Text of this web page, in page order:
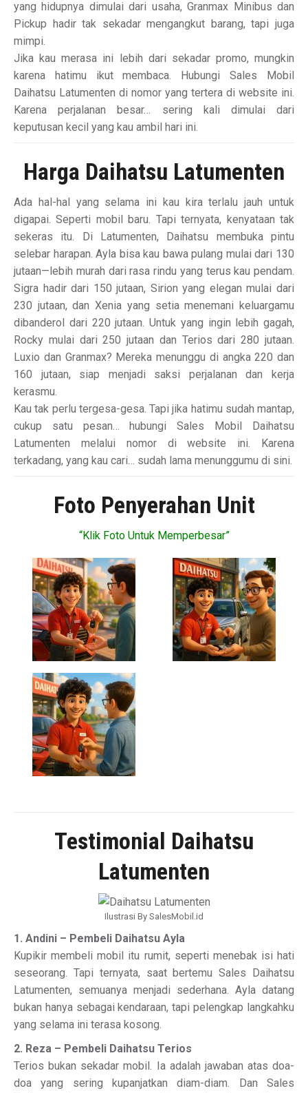
yang hidupnya dimulai dari usaha, Granmax Minibus dan
Pickup hadir tak sekadar mengangkut barang, tapi juga
mimpi.
Jika kau merasa ini lebih dari sekadar promo, mungkin
karena hatimu ikut membaca. Hubungi Sales Mobil
Daihatsu Latumenten di nomor yang tertera di website ini.
Karena perjalanan besar… sering kali dimulai dari
keputusan kecil yang kau ambil hari ini.
Harga Daihatsu Latumenten
Ada hal-hal yang selama ini kau kira terlalu jauh untuk
digapai. Seperti mobil baru. Tapi ternyata, kenyataan tak
sekeras itu. Di Latumenten, Daihatsu membuka pintu
selebar harapan. Ayla bisa kau bawa pulang mulai dari 130
jutaan—lebih murah dari rasa rindu yang terus kau pendam.
Sigra hadir dari 150 jutaan, Sirion yang elegan mulai dari
230 jutaan, dan Xenia yang setia menemani keluargamu
dibanderol dari 220 jutaan. Untuk yang ingin lebih gagah,
Rocky mulai dari 250 jutaan dan Terios dari 280 jutaan.
Luxio dan Granmax? Mereka menunggu di angka 220 dan
160 jutaan, siap menjadi saksi perjalanan dan kerja
kerasmu.
Kau tak perlu tergesa-gesa. Tapi jika hatimu sudah mantap,
cukup satu pesan… hubungi Sales Mobil Daihatsu
Latumenten melalui nomor di website ini. Karena
terkadang, yang kau cari… sudah lama menunggumu di sini.
Foto Penyerahan Unit
“Klik Foto Untuk Memperbesar”
Testimonial Daihatsu
Latumenten
Ilustrasi By SalesMobil.id
1. Andini – Pembeli Daihatsu Ayla
Kupikir membeli mobil itu rumit, seperti menebak isi hati
seseorang. Tapi ternyata, saat bertemu Sales Daihatsu
Latumenten, semuanya menjadi sederhana. Ayla datang
bukan hanya sebagai kendaraan, tapi pelengkap langkahku
yang selama ini terasa kosong.
2. Reza – Pembeli Daihatsu Terios
Terios bukan sekadar mobil. Ia adalah jawaban atas doa-
doa yang sering kupanjatkan diam-diam. Dan Sales